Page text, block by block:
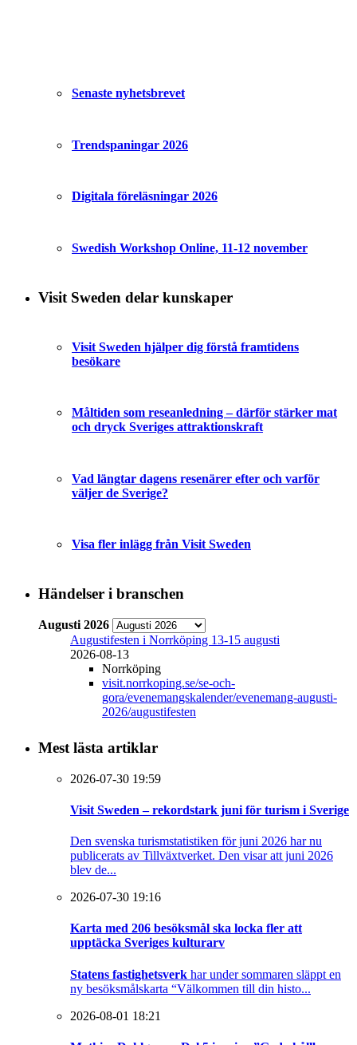
Senaste nyhetsbrevet
Trendspaningar 2026
Digitala föreläsningar 2026
Swedish Workshop Online, 11-12 november
Visit Sweden delar kunskaper
Visit Sweden hjälper dig förstå framtidens
besökare
Måltiden som reseanledning – därför stärker mat
och dryck Sveriges attraktionskraft
Vad längtar dagens resenärer efter och varför
väljer de Sverige?
Visa fler inlägg från Visit Sweden
Händelser i branschen
Augusti 2026
Augustifesten i Norrköping 13-15 augusti
2026-08-13
Norrköping
visit.norrkoping.se/se-och-
gora/evenemangskalender/evenemang-augusti-
2026/augustifesten
Mest lästa artiklar
2026-07-30 19:59
Visit Sweden – rekordstark juni för turism i Sverige
Den svenska turismstatistiken för juni 2026 har nu
publicerats av Tillväxtverket. Den visar att juni 2026
blev de...
2026-07-30 19:16
Karta med 206 besöksmål ska locka fler att
upptäcka Sveriges kulturarv
Statens fastighetsverk har under sommaren släppt en
ny besöksmålskarta “Välkommen till din histo...
2026-08-01 18:21